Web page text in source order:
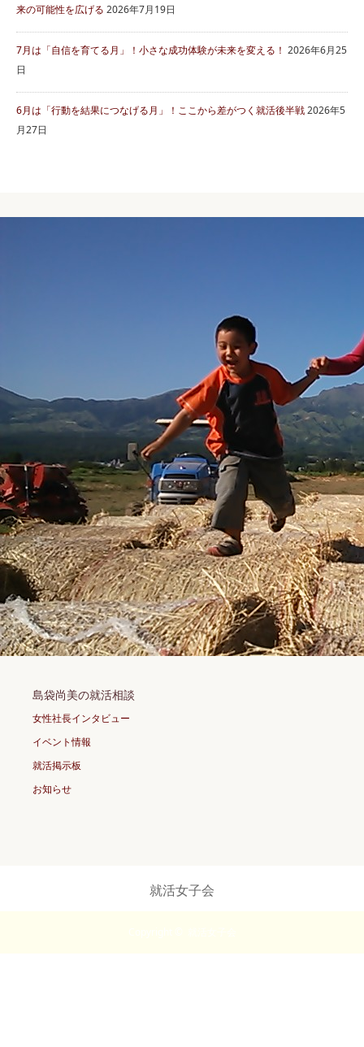
来の可能性を広げる 2026年7月19日
7月は「自信を育てる月」！小さな成功体験が未来を変える！ 2026年6月25
日
6月は「行動を結果につなげる月」！ここから差がつく就活後半戦2026年5
月27日
島袋尚美の就活相談
女性社長インタビュー
イベント情報
就活掲示板
お知らせ
就活女子会